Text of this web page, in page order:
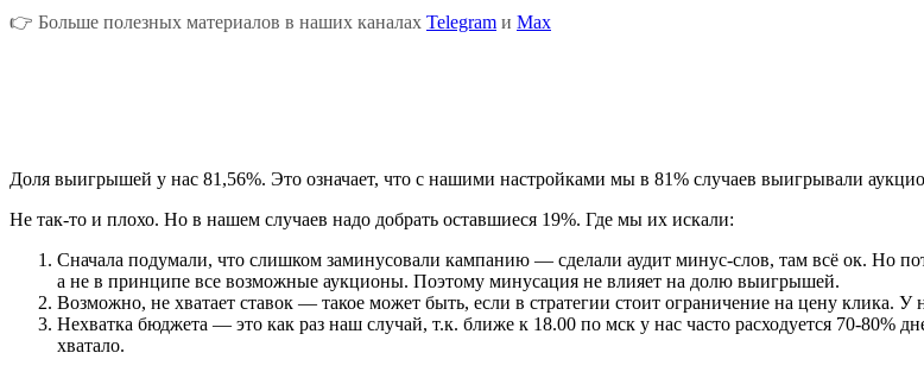
👉 Больше полезных материалов в наших каналах Telegram и Max
Доля выигрышей у нас 81,56%. Это означает, что с нашими настройками мы в 81% случаев выигрывали
Не так-то и плохо. Но в нашем случаев надо добрать оставшиеся 19%. Где мы их искали:
Сначала подумали, что слишком заминусовали кампанию — сделали аудит минус-слов, там всё ок. Но
а не в принципе все возможные аукционы. Поэтому минусация не влияет на долю выигрышей.
Возможно, не хватает ставок — такое может быть, если в стратегии стоит ограничение на цену клика. У
Нехватка бюджета — это как раз наш случай, т.к. ближе к 18.00 по мск у нас часто расходуется 70-
хватало.